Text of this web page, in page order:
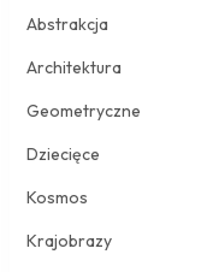
Abstrakcja
Architektura
Geometryczne
Dziecięce
Kosmos
Krajobrazy